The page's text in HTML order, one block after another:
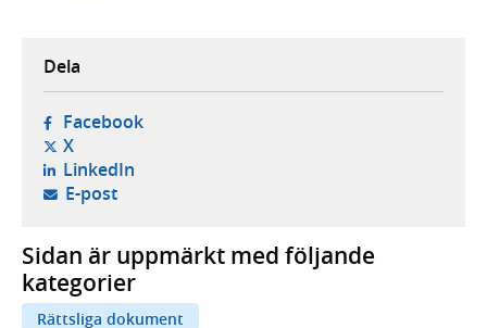
Dela
Facebook- öppnas i ny flik, extern webbplats,
X- öppnas i ny flik, extern webbplats,
LinkedIn- öppnas i ny flik, extern webbplats,
E-post- öppnar din e-postklient,
Sidan är uppmärkt med följande
kategorier
Rättsliga dokument